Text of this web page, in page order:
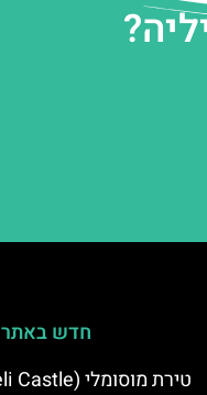
חדש באתר
טירת מוסומלי (Mussomeli Castle)